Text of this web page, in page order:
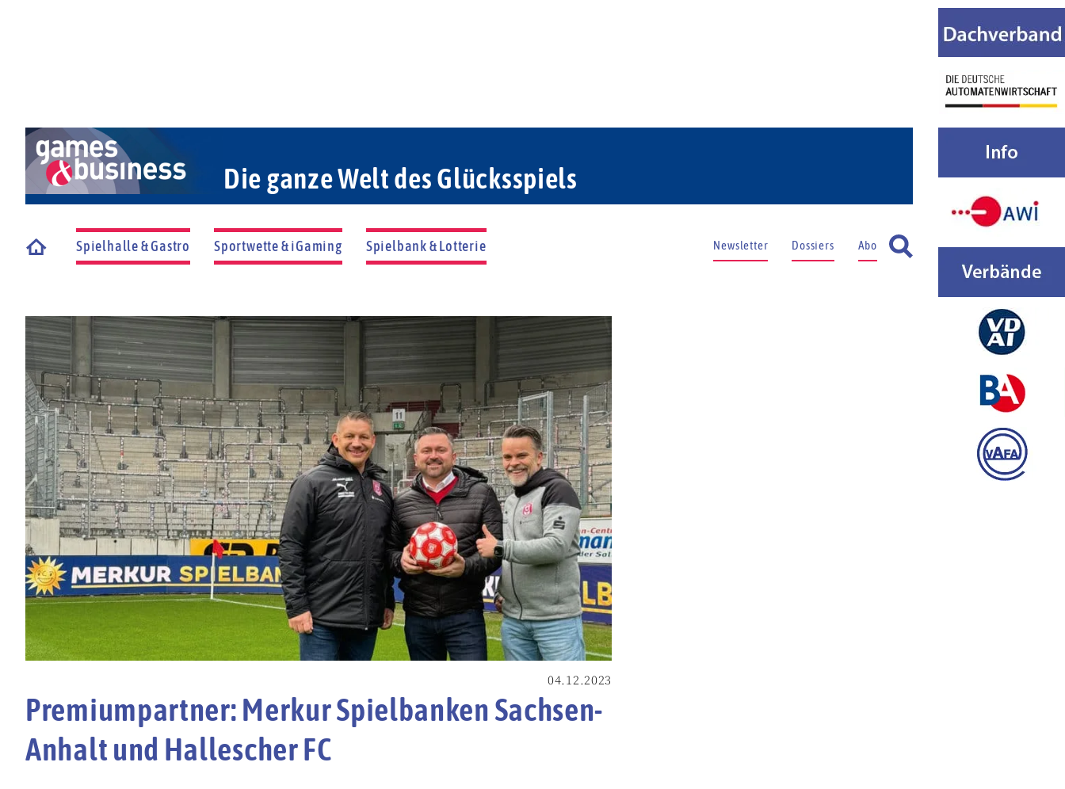
Die ganze Welt des Glücksspiels
Spielhalle & Gastro Sportwette & iGaming Spielbank & Lotterie Newsletter Dossiers Abo
04.12.2023
Premiumpartner: Merkur Spielbanken Sachsen-
Anhalt und Hallescher FC